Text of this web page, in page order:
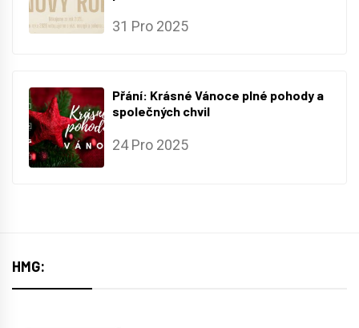
31 Pro 2025
Přání: Krásné Vánoce plné pohody a
společných chvil
24 Pro 2025
HMG: